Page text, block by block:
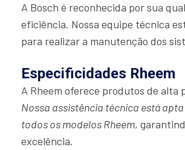
A Bosch é reconhecida por sua
eficiência. Nossa equipe técnica
para realizar a manutenção dos
Especificidades Rheem
A Rheem oferece produtos de alta
Nossa assistência técnica está
todos os modelos Rheem,
excelência.